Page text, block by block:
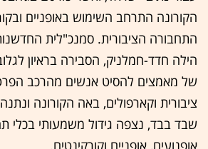
הקורונה התרחב השימוש באופניים
התחבורה הציבורית. סמנכ"לית
הילה חדד-חמלניק, הסבירה בראיון
של מאמצים להסיט אנשים מהרכב
ציבורית וקארפולים, באה הקורונה
שבד בבד, נצפה גידול משמעותי בכלי